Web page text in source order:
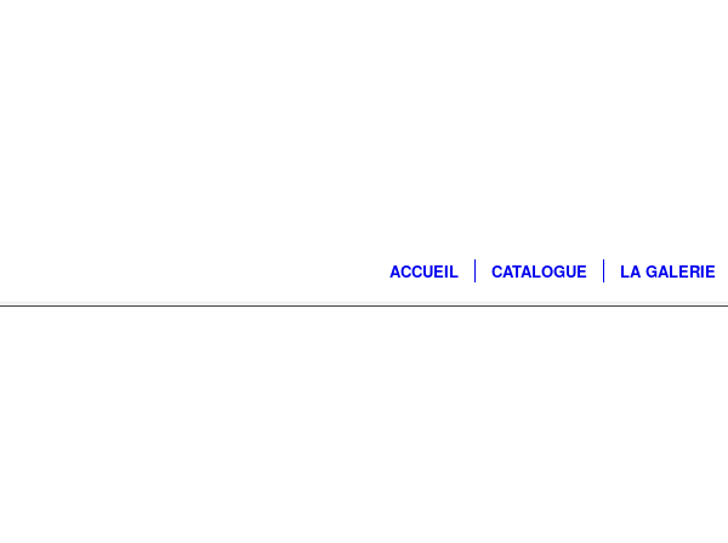
ACCUEIL CATALOGUE LA GALERIE